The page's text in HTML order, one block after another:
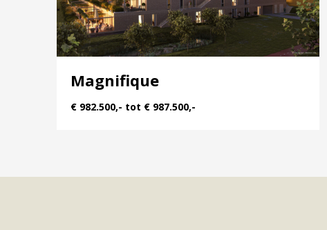
Magnifique
€ 982.500,- tot € 987.500,-